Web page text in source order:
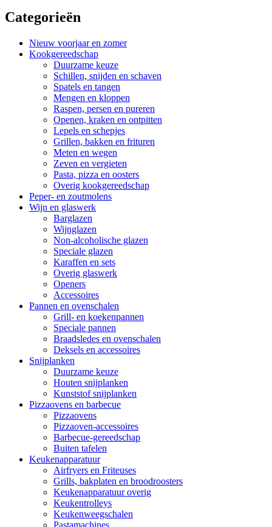
Categorieën
Nieuw voorjaar en zomer
Kookgereedschap
Duurzame keuze
Schillen, snijden en schaven
Spatels en tangen
Mengen en kloppen
Raspen, persen en pureren
Openen, kraken en ontpitten
Lepels en schepjes
Grillen, bakken en frituren
Meten en wegen
Zeven en vergieten
Pasta, pizza en oosters
Overig kookgereedschap
Peper- en zoutmolens
Wijn en glaswerk
Barglazen
Wijnglazen
Non-alcoholische glazen
Speciale glazen
Karaffen en sets
Overig glaswerk
Openers
Accessoires
Pannen en ovenschalen
Grill- en koekenpannen
Speciale pannen
Braadsledes en ovenschalen
Deksels en accessoires
Snijplanken
Duurzame keuze
Houten snijplanken
Kunststof snijplanken
Pizzaovens en barbecue
Pizzaovens
Pizzaoven-accessoires
Barbecue-gereedschap
Buiten tafelen
Keukenapparatuur
Airfryers en Friteuses
Grills, bakplaten en broodroosters
Keukenapparatuur overig
Keukentrolleys
Keukenweegschalen
Pastamachines